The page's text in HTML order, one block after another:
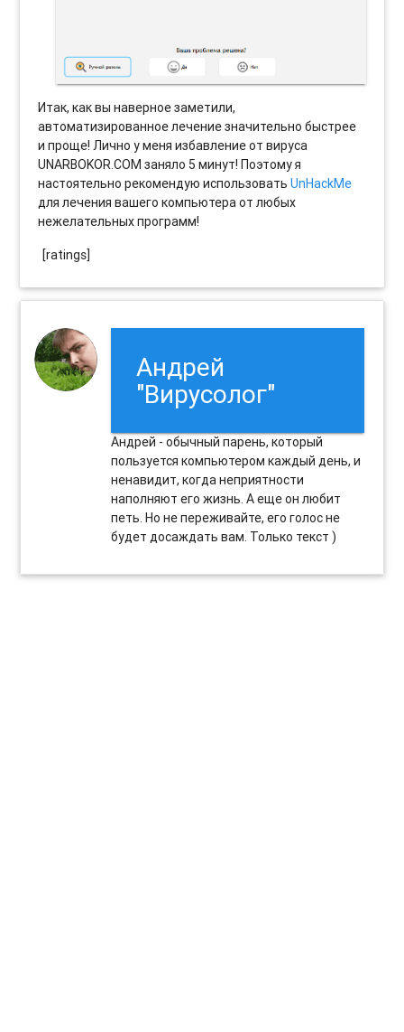
Итак, как вы наверное заметили,
автоматизированное лечение значительно быстрее
и проще! Лично у меня избавление от вируса
UNARBOKOR.COM заняло 5 минут! Поэтому я
настоятельно рекомендую использоватьUnHackMe
для лечения вашего компьютера от любых
нежелательных программ!
[ratings]
Андрей
"Вирусолог"
Андрей - обычный парень, который
пользуется компьютером каждый день, и
ненавидит, когда неприятности
наполняют его жизнь. А еще он любит
петь. Но не переживайте, его голос не
будет досаждать вам. Только текст )